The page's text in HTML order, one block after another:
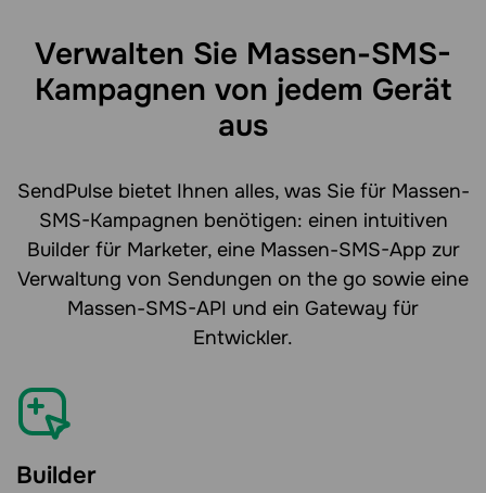
Verwalten Sie Massen-SMS-
Kampagnen von jedem Gerät
aus
SendPulse bietet Ihnen alles, was Sie für Massen-
SMS-Kampagnen benötigen: einen intuitiven
Builder für Marketer, eine Massen-SMS-App zur
Verwaltung von Sendungen on the go sowie eine
Massen-SMS-API und ein Gateway für
Entwickler.
Builder